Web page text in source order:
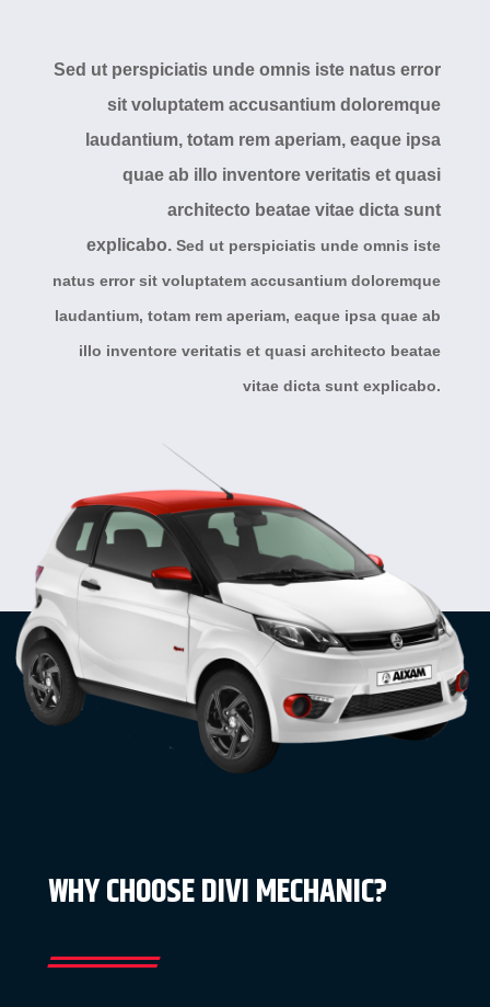
Sed ut perspiciatis unde omnis iste natus error
sit voluptatem accusantium doloremque
laudantium, totam rem aperiam, eaque ipsa
quae ab illo inventore veritatis et quasi
architecto beatae vitae dicta sunt
explicabo.Sed ut perspiciatis unde omnis iste
natus error sit voluptatem accusantium doloremque
laudantium, totam rem aperiam, eaque ipsa quae ab
illo inventore veritatis et quasi architecto beatae
vitae dicta sunt explicabo.
WHY CHOOSE DIVI MECHANIC?